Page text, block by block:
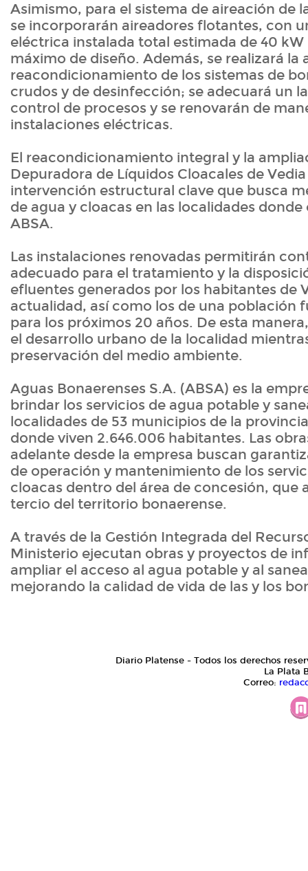
Asimismo, para el sistema de aireación de
se incorporarán aireadores flotantes, con
eléctrica instalada total estimada de 40 kW
máximo de diseño. Además, se realizará la
reacondicionamiento de los sistemas de
crudos y de desinfección; se adecuará un
control de procesos y se renovarán de
instalaciones eléctricas.
El reacondicionamiento integral y la
Depuradora de Líquidos Cloacales de
intervención estructural clave que busca
de agua y cloacas en las localidades
ABSA.
Las instalaciones renovadas permitirán
adecuado para el tratamiento y la
efluentes generados por los habitantes de
actualidad, así como los de una población
para los próximos 20 años. De esta
el desarrollo urbano de la localidad
preservación del medio ambiente.
Aguas Bonaerenses S.A. (ABSA) es la
brindar los servicios de agua potable y
localidades de 53 municipios de la
donde viven 2.646.006 habitantes. Las
adelante desde la empresa buscan
de operación y mantenimiento de los
cloacas dentro del área de concesión, que
tercio del territorio bonaerense.
A través de la Gestión Integrada del
Ministerio ejecutan obras y proyectos de
ampliar el acceso al agua potable y al
mejorando la calidad de vida de las y los
Diario Platense - Todos los derechos
La Plata
Correo: